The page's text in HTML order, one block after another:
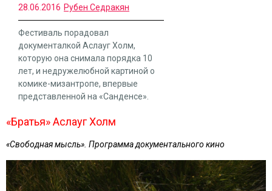
28.06.2016 Рубен Седракян
Фестиваль порадовал
документалкой Аслауг Холм,
которую она снимала порядка 10
лет, и недружелюбной картиной о
комике-мизантропе, впервые
представленной на «Санденсе».
«Братья» Аслауг Холм
«Свободная мысль». Программа документального кино